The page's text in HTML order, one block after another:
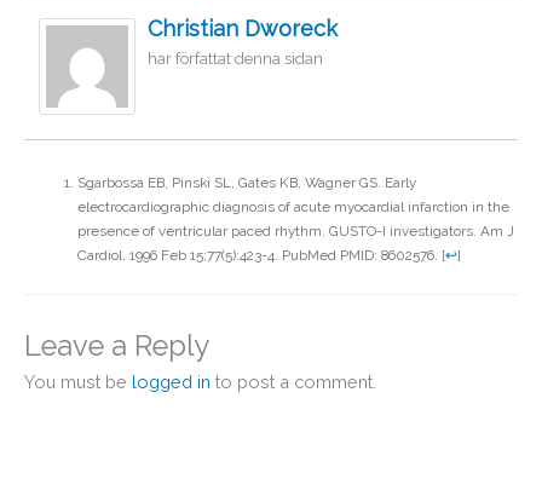
Christian Dworeck
har författat denna sidan
Sgarbossa EB, Pinski SL, Gates KB, Wagner GS. Early
electrocardiographic diagnosis of acute myocardial infarction in the
presence of ventricular paced rhythm. GUSTO-I investigators. Am J
Cardiol. 1996 Feb 15;77(5):423-4. PubMed PMID: 8602576. [↩]
Leave a Reply
You must be logged in to post a comment.